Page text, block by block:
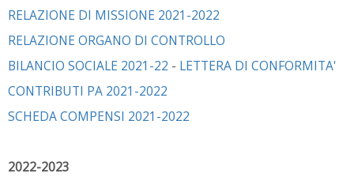
RELAZIONE DI MISSIONE 2021-2022
RELAZIONE ORGANO DI CONTROLLO
BILANCIO SOCIALE 2021-22 - LETTERA DI CONFORMITA'
CONTRIBUTI PA 2021-2022
SCHEDA COMPENSI 2021-2022
2022-2023